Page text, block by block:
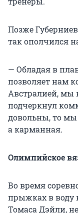
Позже
так ополчился
— Обладая в
позволяет нам
Австралией, мы
подчеркнул
довольны, то мы
а карманная.
Олимпийское
Во время
прыжках в воду
Томаса Дэйли,